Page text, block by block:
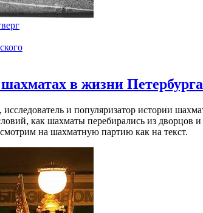
в жизни Петербурга
и популяризатор истории
как шахматы перебирались из
на шахматную партию как на текст.